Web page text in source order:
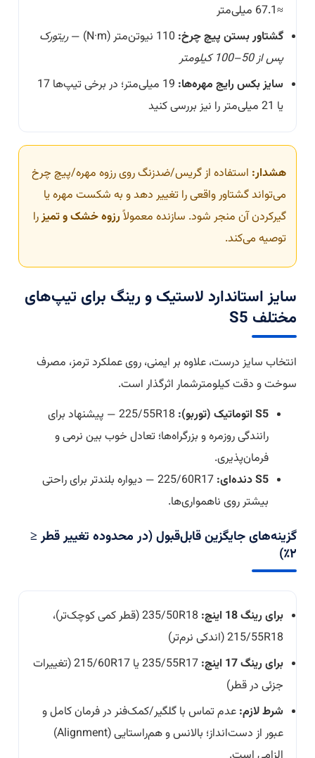
≈67.1 میلی‌متر
گشتاور بستن پیچ چرخ:
ریتورک
پس از 50–100 کیلومتر
سایز بکس رایج مهره‌ها:
19 میلی‌متر؛ در برخی تیپ‌ها 17
یا 21 میلی‌متر را نیز بررسی کنید
هشدار: استفاده از گریس/ضدزنگ روی رزوه مهره/پیچ چرخ
می‌تواند گشتاور واقعی را تغییر دهد و به شکست مهره یا
گیرکردن آن منجر شود. سازنده معمولاًرزوه خشک و تمیزرا
توصیه می‌کند.
سایز استاندارد لاستیک و رینگ برای تیپ‌های
مختلف S5
انتخاب سایز درست، علاوه بر ایمنی، روی عملکرد ترمز، مصرف
سوخت و دقت کیلومترشمار اثرگذار است.
S5 اتوماتیک (توربو):
225/55R18 — پیشنهاد برای
رانندگی روزمره و بزرگراه‌ها؛ تعادل خوب بین نرمی و
فرمان‌پذیری.
S5 دنده‌ای:
225/60R17 — دیواره بلندتر برای راحتی
بیشتر روی ناهمواری‌ها.
گزینه‌های جایگزین قابل‌قبول (در محدوده تغییر قطر ≤
۲٪)
برای رینگ 18 اینچ:
235/50R18 (قطر کمی کوچک‌تر)،
215/55R18 (اندکی نرم‌تر)
برای رینگ 17 اینچ:
235/55R17 یا 215/60R17 (تغییرات
جزئی در قطر)
شرط لازم: عدم تماس با گلگیر/کمک‌فنر در فرمان کامل و
عبور از دست‌انداز؛ بالانس و هم‌راستایی (Alignment)